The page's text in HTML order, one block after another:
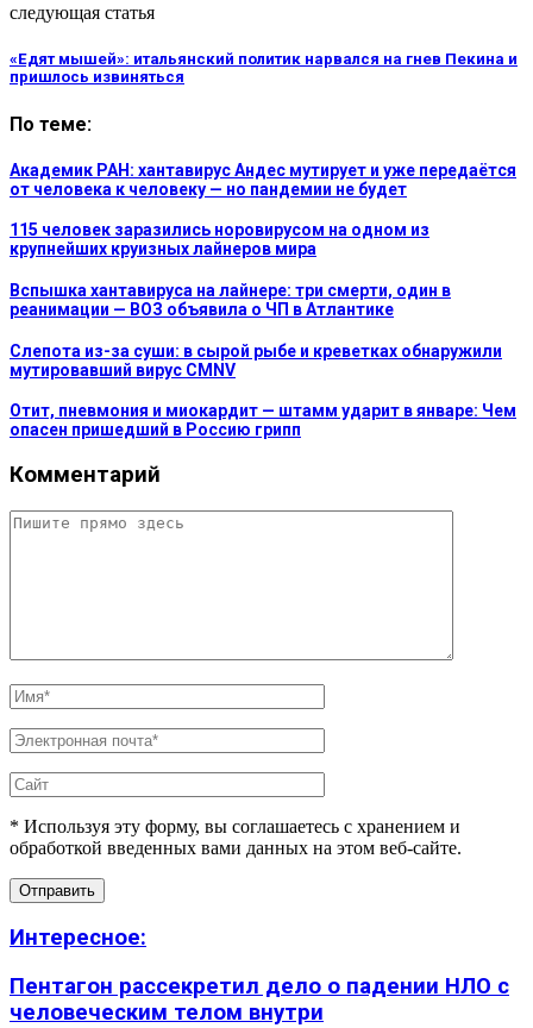
следующая статья
«Едят мышей»: итальянский политик нарвался на гнев Пекина и
пришлось извиняться
По теме:
Академик РАН: хантавирус Андес мутирует и уже передаётся
от человека к человеку — но пандемии не будет
115 человек заразились норовирусом на одном из
крупнейших круизных лайнеров мира
Вспышка хантавируса на лайнере: три смерти, один в
реанимации — ВОЗ объявила о ЧП в Атлантике
Слепота из-за суши: в сырой рыбе и креветках обнаружили
мутировавший вирус CMNV
Отит, пневмония и миокардит — штамм ударит в январе: Чем
опасен пришедший в Россию грипп
Комментарий
* Используя эту форму, вы соглашаетесь с хранением и
обработкой введенных вами данных на этом веб-сайте.
Интересное:
Пентагон рассекретил дело о падении НЛО с
человеческим телом внутри